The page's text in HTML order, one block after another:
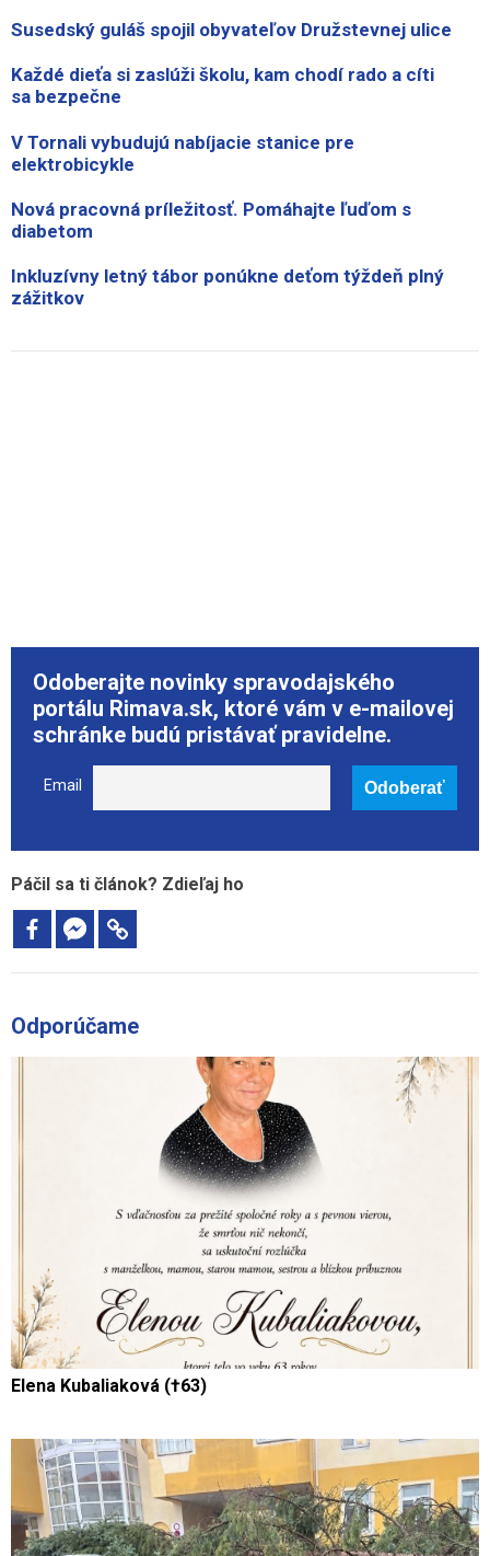
Susedský guláš spojil obyvateľov Družstevnej ulice
Každé dieťa si zaslúži školu, kam chodí rado a cíti
sa bezpečne
V Tornali vybudujú nabíjacie stanice pre
elektrobicykle
Nová pracovná príležitosť. Pomáhajte ľuďom s
diabetom
Inkluzívny letný tábor ponúkne deťom týždeň plný
zážitkov
Odoberajte novinky spravodajského
portálu Rimava.sk, ktoré vám v e-mailovej
schránke budú pristávať pravidelne.
Email
Páčil sa ti článok? Zdieľaj ho
Odporúčame
Elena Kubaliaková (†63)